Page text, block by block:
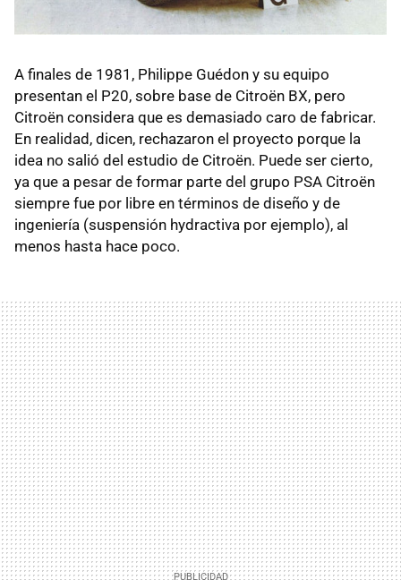
A finales de 1981, Philippe Guédon y su equipo
presentan el P20, sobre base de Citroën BX, pero
Citroën considera que es demasiado caro de fabricar.
En realidad, dicen, rechazaron el proyecto porque la
idea no salió del estudio de Citroën. Puede ser cierto,
ya que a pesar de formar parte del grupo PSA Citroën
siempre fue por libre en términos de diseño y de
ingeniería (suspensión hydractiva por ejemplo), al
menos hasta hace poco.